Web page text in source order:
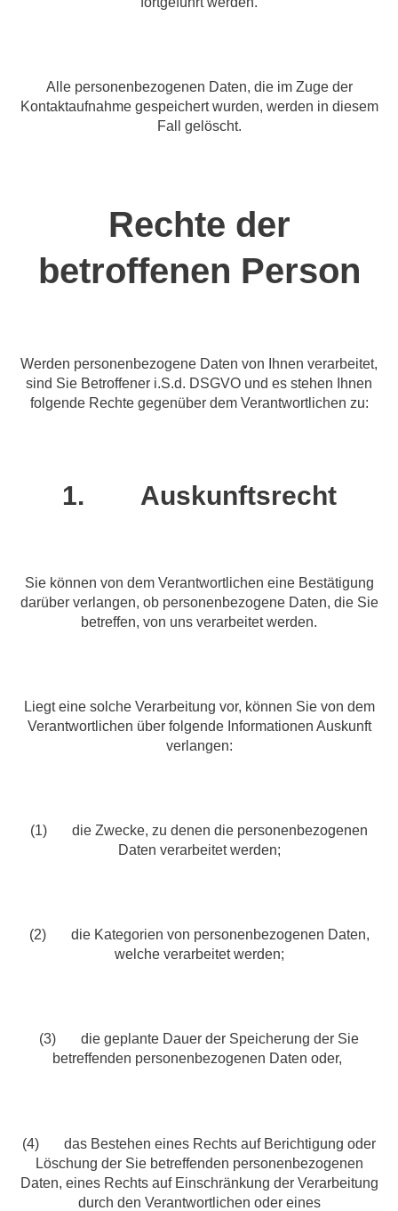
Alle personenbezogenen Daten, die im Zuge der
Kontaktaufnahme gespeichert wurden, werden in diesem
Fall gelöscht.
Rechte der
betroffenen Person
Werden personenbezogene Daten von Ihnen verarbeitet,
sind Sie Betroffener i.S.d. DSGVO und es stehen Ihnen
folgende Rechte gegenüber dem Verantwortlichen zu:
1. Auskunftsrecht
Sie können von dem Verantwortlichen eine Bestätigung
darüber verlangen, ob personenbezogene Daten, die Sie
betreffen, von uns verarbeitet werden.
Liegt eine solche Verarbeitung vor, können Sie von dem
Verantwortlichen über folgende Informationen Auskunft
verlangen:
(1) die Zwecke, zu denen die personenbezogenen
Daten verarbeitet werden;
(2) die Kategorien von personenbezogenen Daten,
welche verarbeitet werden;
(3) die geplante Dauer der Speicherung der Sie
betreffenden personenbezogenen Daten oder,
(4) das Bestehen eines Rechts auf Berichtigung oder
Löschung der Sie betreffenden personenbezogenen
Daten, eines Rechts auf Einschränkung der Verarbeitung
durch den Verantwortlichen oder eines